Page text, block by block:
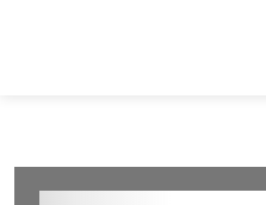
Cosa facciamo